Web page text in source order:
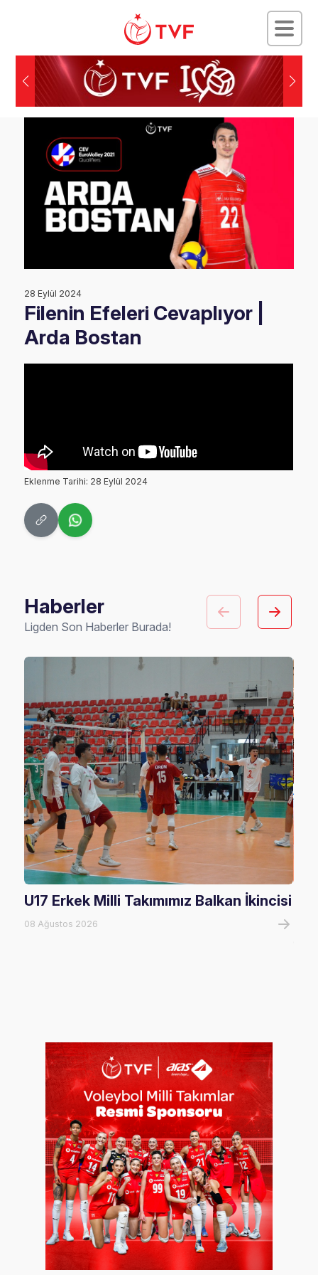
28 Eylül 2024
Filenin Efeleri Cevaplıyor |
Arda Bostan
Eklenme Tarihi: 28 Eylül 2024
Haberler
Ligden Son Haberler Burada!
U17 Erkek Milli Takımımız Balkan İkincisi
08 Ağustos 2026